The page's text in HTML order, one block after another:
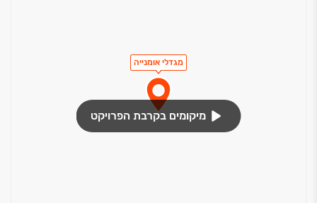
מגדלי אומנייה
מיקומים בקרבת הפרויקט